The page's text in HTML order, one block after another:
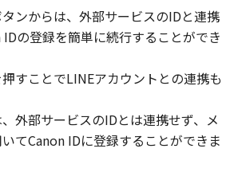
ンからは、外部サービスのIDと連携
の登録を簡単に続行することができ
押すことでLINEアカウントとの連携も
外部サービスのIDとは連携せず、メ
てCanon IDに登録することができま